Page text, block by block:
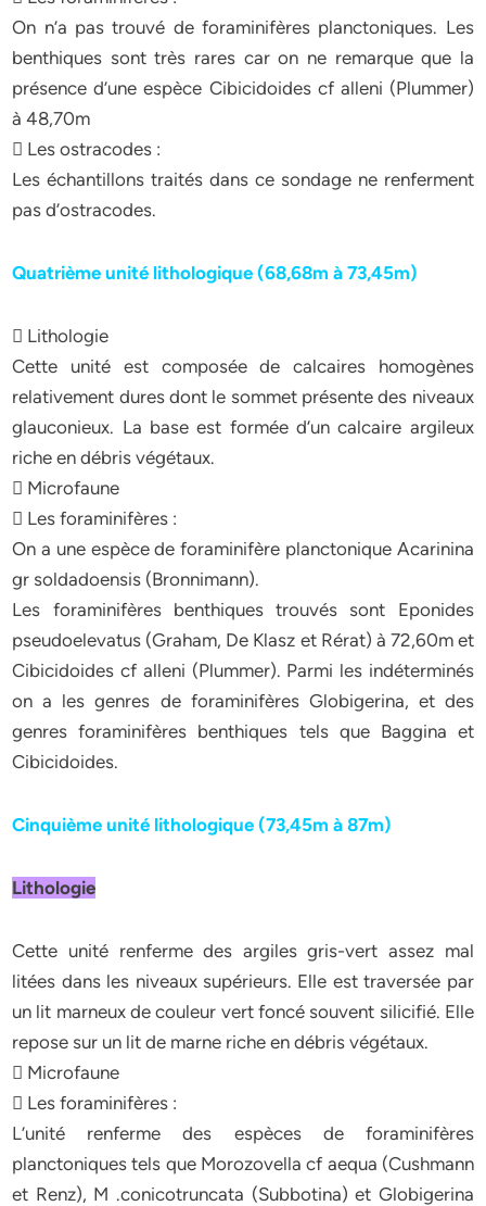
On n’a pas trouvé de foraminifères planctoniques. Les
benthiques sont très rares car on ne remarque que la
présence d’une espèce Cibicidoides cf alleni (Plummer)
à 48,70m
 Les ostracodes :
Les échantillons traités dans ce sondage ne renferment
pas d’ostracodes.
Quatrième unité lithologique (68,68m à 73,45m)
 Lithologie
Cette unité est composée de calcaires homogènes
relativement dures dont le sommet présente des niveaux
glauconieux. La base est formée d’un calcaire argileux
riche en débris végétaux.
 Microfaune
 Les foraminifères :
On a une espèce de foraminifère planctonique Acarinina
gr soldadoensis (Bronnimann).
Les foraminifères benthiques trouvés sont Eponides
pseudoelevatus (Graham, De Klasz et Rérat) à 72,60m et
Cibicidoides cf alleni (Plummer). Parmi les indéterminés
on a les genres de foraminifères Globigerina, et des
genres foraminifères benthiques tels que Baggina et
Cibicidoides.
Cinquième unité lithologique (73,45m à 87m)
Lithologie
Cette unité renferme des argiles gris-vert assez mal
litées dans les niveaux supérieurs. Elle est traversée par
un lit marneux de couleur vert foncé souvent silicifié. Elle
repose sur un lit de marne riche en débris végétaux.
 Microfaune
 Les foraminifères :
L’unité renferme des espèces de foraminifères
planctoniques tels que Morozovella cf aequa (Cushmann
et Renz), M .conicotruncata (Subbotina) et Globigerina